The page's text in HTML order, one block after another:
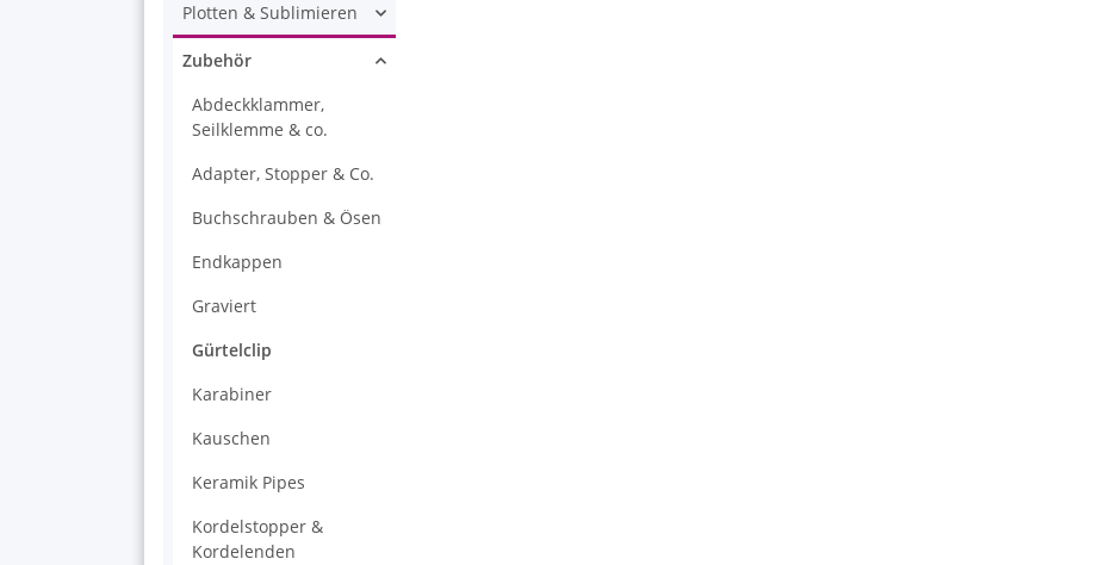
Plotten & Sublimieren
Zubehör
Abdeckklammer,
Seilklemme & co.
Adapter, Stopper & Co.
Buchschrauben & Ösen
Endkappen
Graviert
Gürtelclip
Karabiner
Kauschen
Keramik Pipes
Kordelstopper &
Kordelenden